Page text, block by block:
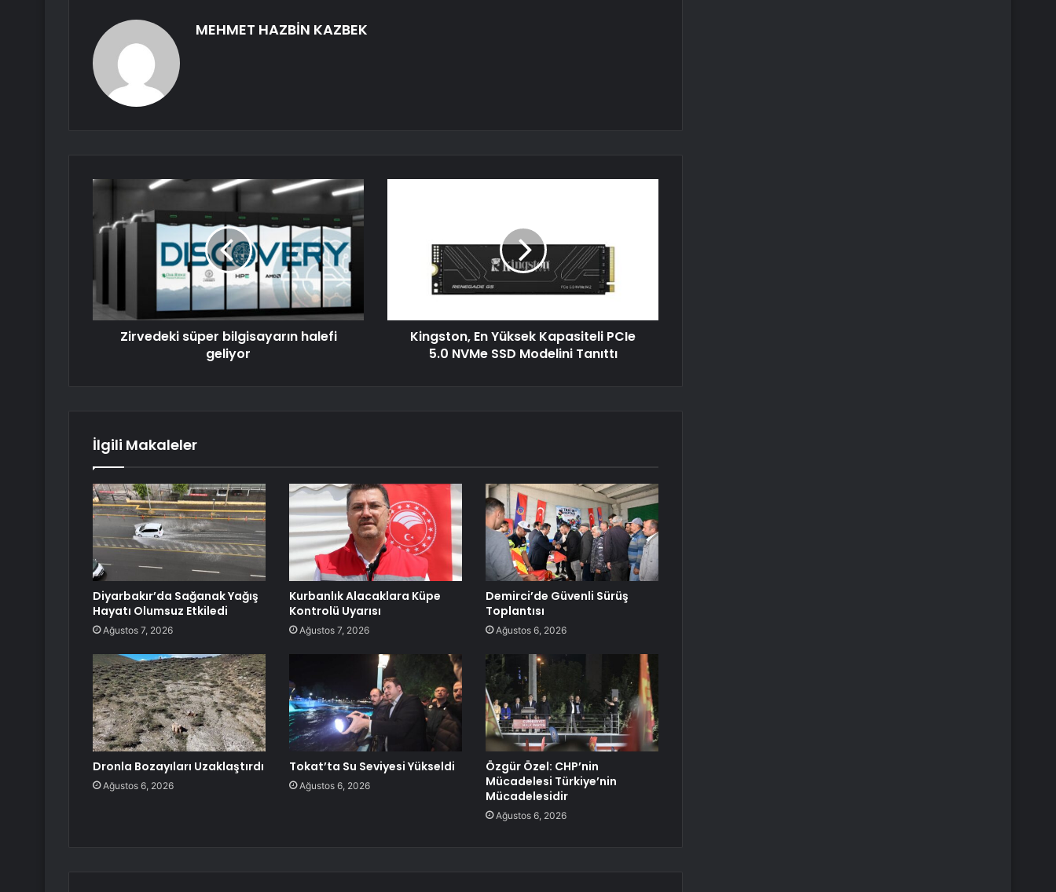
MEHMET HAZBİN KAZBEK
Zirvedeki süper bilgisayarın halefi
geliyor
Kingston, En Yüksek Kapasiteli PCIe
5.0 NVMe SSD Modelini Tanıttı
İlgili Makaleler
Diyarbakır’da Sağanak Yağış
Hayatı Olumsuz Etkiledi
Ağustos 7, 2026
Kurbanlık Alacaklara Küpe
Kontrolü Uyarısı
Ağustos 7, 2026
Demirci’de Güvenli Sürüş
Toplantısı
Ağustos 6, 2026
Dronla Bozayıları Uzaklaştırdı
Ağustos 6, 2026
Tokat’ta Su Seviyesi Yükseldi
Ağustos 6, 2026
Özgür Özel: CHP’nin
Mücadelesi Türkiye’nin
Mücadelesidir
Ağustos 6, 2026